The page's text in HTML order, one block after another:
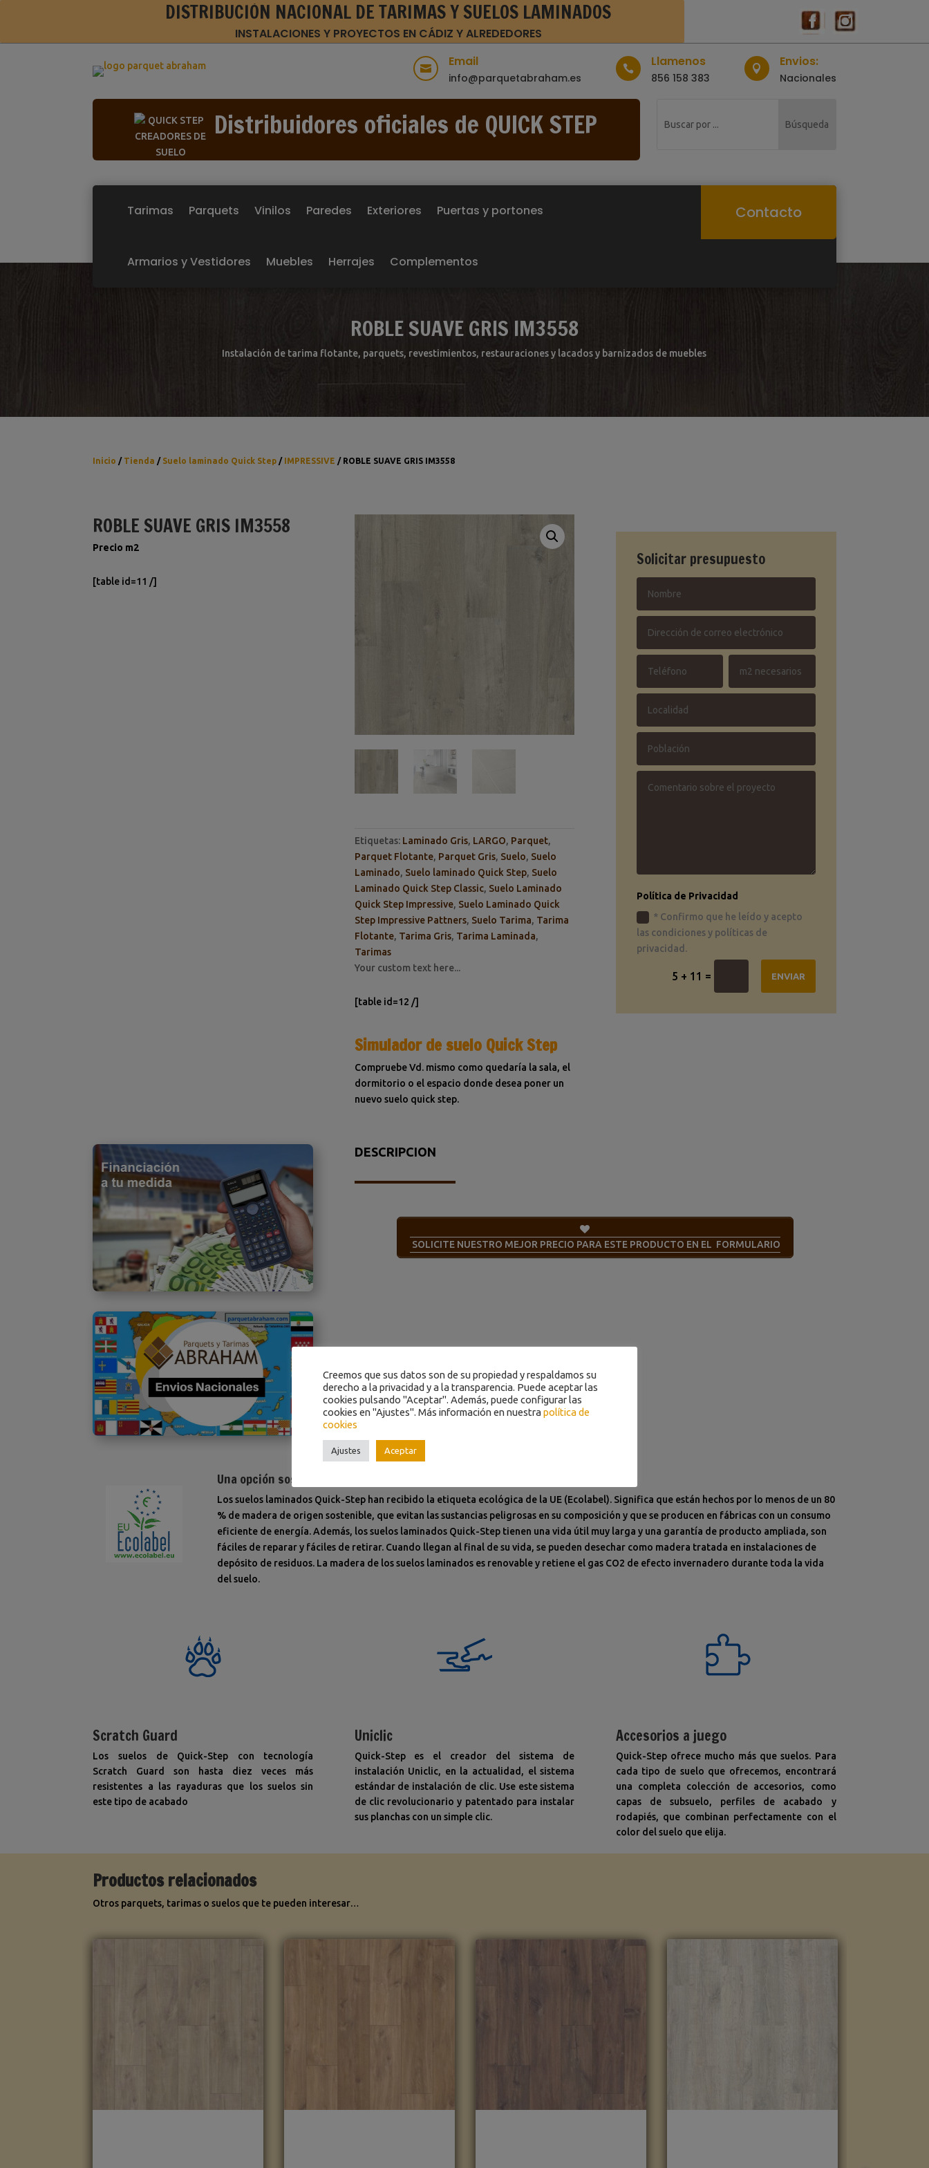
DISTRIBUCIÓN NACIONAL DE TARIMAS Y SUELOS LAMINADOS
INSTALACIONES Y PROYECTOS EN CÁDIZ Y ALREDEDORES
 Email
info@parquetabraham.es
 Llamenos
856 158 383
 Envios:
Nacionales
Distribuidores oficiales de QUICK STEP
Tarimas Parquets Vinilos Paredes Exteriores Puertas y portones
Armarios y Vestidores Muebles Herrajes Complementos
Contacto
ROBLE SUAVE GRIS IM3558
Instalación de tarima flotante, parquets, revestimientos, restauraciones y lacados y barnizados de muebles
Inicio / Tienda / Suelo laminado Quick Step / IMPRESSIVE / ROBLE SUAVE GRIS IM3558
ROBLE SUAVE GRIS IM3558
Precio m2
[table id=11 /]
Etiquetas: Laminado Gris, LARGO, Parquet,
Parquet Flotante, Parquet Gris, Suelo, Suelo
Laminado, Suelo laminado Quick Step, Suelo
Laminado Quick Step Classic, Suelo Laminado
Quick Step Impressive, Suelo Laminado Quick
Step Impressive Pattners, Suelo Tarima, Tarima
Flotante, Tarima Gris, Tarima Laminada,
Tarimas
Your custom text here...
[table id=12 /]
Simulador de suelo Quick Step
Compruebe Vd. mismo como quedaría la sala, el
dormitorio o el espacio donde desea poner un
nuevo suelo quick step.
Solicitar presupuesto
Política de Privacidad
* Confirmo que he leído y acepto
las condiciones y políticas de
privacidad.
5 + 11 = ENVIAR
DESCRIPCION
SOLICITE NUESTRO MEJOR PRECIO PARA ESTE PRODUCTO EN EL FORMULARIO
Una opción sostenible
Los suelos laminados Quick-Step han recibido la etiqueta ecológica de la UE (Ecolabel). Significa que están hechos por lo menos de un 80
% de madera de origen sostenible, que evitan las sustancias peligrosas en su composición y que se producen en fábricas con un consumo
eficiente de energía. Además, los suelos laminados Quick-Step tienen una vida útil muy larga y una garantía de producto ampliada, son
fáciles de reparar y fáciles de retirar. Cuando llegan al final de su vida, se pueden desechar como madera tratada en instalaciones de
depósito de residuos. La madera de los suelos laminados es renovable y retiene el gas CO2 de efecto invernadero durante toda la vida
del suelo.
Scratch Guard
Los suelos de Quick-Step con tecnología
Scratch Guard son hasta diez veces más
resistentes a las rayaduras que los suelos sin
este tipo de acabado
Uniclic
Quick-Step es el creador del sistema de
instalación Uniclic, en la actualidad, el sistema
estándar de instalación de clic. Use este sistema
de clic revolucionario y patentado para instalar
sus planchas con un simple clic.
Accesorios a juego
Quick-Step ofrece mucho más que suelos. Para
cada tipo de suelo que ofrecemos, encontrará
una completa colección de accesorios, como
capas de subsuelo, perfiles de acabado y
rodapiés, que combinan perfectamente con el
color del suelo que elija.
Productos relacionados
Otros parquets, tarimas o suelos que te pueden interesar…
Creemos que sus datos son de su propiedad y respaldamos su
derecho a la privacidad y a la transparencia. Puede aceptar las
cookies pulsando "Aceptar". Además, puede configurar las
cookies en "Ajustes". Más información en nuestra política de
cookies
Ajustes Aceptar